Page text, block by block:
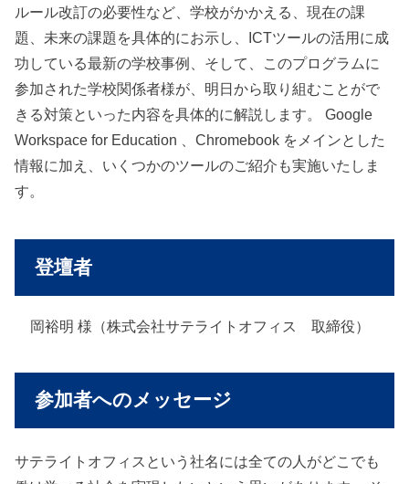
ルール改訂の必要性など、学校がかかえる、現在の課
題、未来の課題を具体的にお示し、ICTツールの活用に成
功している最新の学校事例、そして、このプログラムに
参加された学校関係者様が、明日から取り組むことがで
きる対策といった内容を具体的に解説します。 Google
Workspace for Education 、Chromebook をメインとした
情報に加え、いくつかのツールのご紹介も実施いたしま
す。
登壇者
岡裕明 様（株式会社サテライトオフィス 取締役）
参加者へのメッセージ
サテライトオフィスという社名には全ての人がどこでも